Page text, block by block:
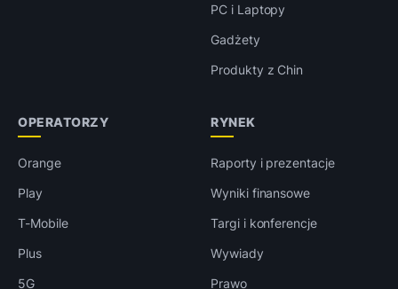
PC i Laptopy
Gadżety
Produkty z Chin
OPERATORZY
Orange
Play
T-Mobile
Plus
5G
RYNEK
Raporty i prezentacje
Wyniki finansowe
Targi i konferencje
Wywiady
Prawo